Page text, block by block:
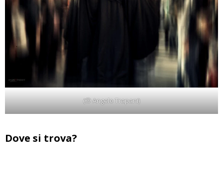
(© Angelo Trapani)
Dove si trova?